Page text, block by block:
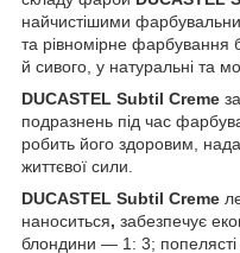
найчистішими
та рівномірне фарбування
й сивого, у натуральні та
DUCASTEL Subtil Creme
подразнень під час
робить його здоровим,
життєвої сили.
DUCASTEL Subtil Creme
наноситься, забезпечує
блондини — 1: 3; попелясті